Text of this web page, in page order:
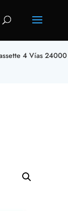
4 Vías 24000